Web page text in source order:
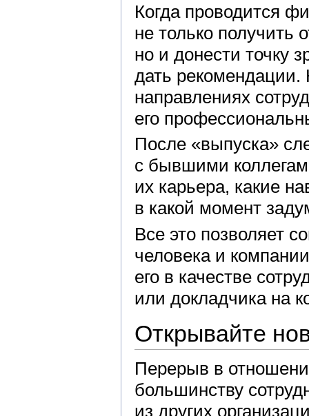
Когда проводится
не только получить
но и донести точку
дать рекомендации.
направлениях
его
После «выпуска»
с бывшими
их карьера, какие
в какой момент
Все это позволяет
человека и
его в качестве
или докладчика на
Открывайте
Перерыв в
большинству
из других